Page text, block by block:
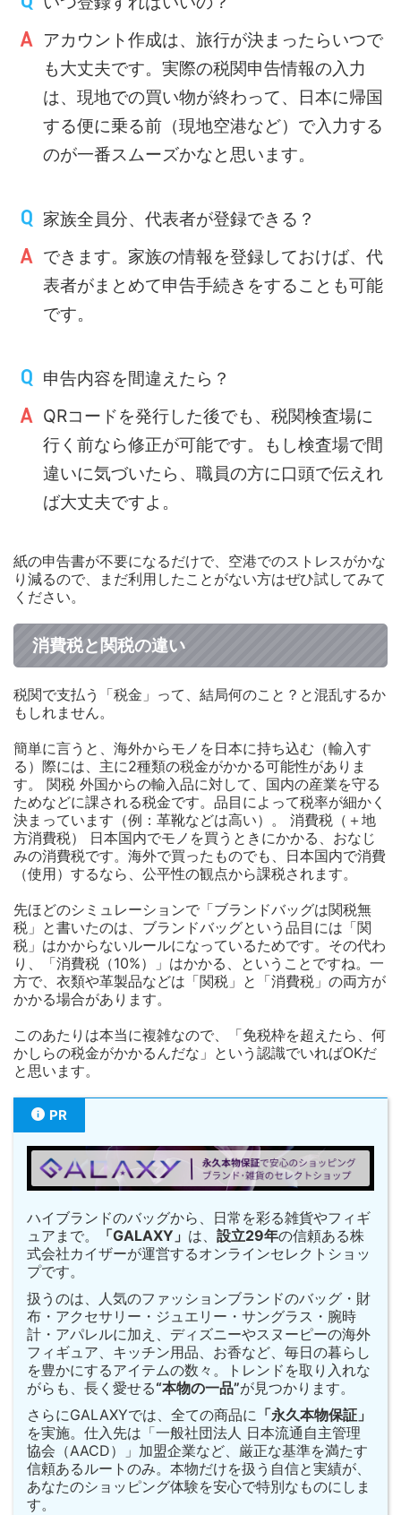
アカウント作成は、旅行が決まったらいつで
も大丈夫です。実際の税関申告情報の入力
は、現地での買い物が終わって、日本に帰国
する便に乗る前（現地空港など）で入力する
のが一番スムーズかなと思います。
家族全員分、代表者が登録できる？
できます。家族の情報を登録しておけば、代
表者がまとめて申告手続きをすることも可能
です。
申告内容を間違えたら？
QRコードを発行した後でも、税関検査場に
行く前なら修正が可能です。もし検査場で間
違いに気づいたら、職員の方に口頭で伝えれ
ば大丈夫ですよ。
紙の申告書が不要になるだけで、空港でのストレスがかな
り減るので、まだ利用したことがない方はぜひ試してみて
ください。
消費税と関税の違い
税関で支払う「税金」って、結局何のこと？と混乱するか
もしれません。
簡単に言うと、海外からモノを日本に持ち込む（輸入す
る）際には、主に2種類の税金がかかる可能性がありま
す。 関税 外国からの輸入品に対して、国内の産業を守る
ためなどに課される税金です。品目によって税率が細かく
決まっています（例：革靴などは高い）。 消費税（＋地
方消費税） 日本国内でモノを買うときにかかる、おなじ
みの消費税です。海外で買ったものでも、日本国内で消費
（使用）するなら、公平性の観点から課税されます。
先ほどのシミュレーションで「ブランドバッグは関税無
税」と書いたのは、ブランドバッグという品目には「関
税」はかからないルールになっているためです。その代わ
り、「消費税（10%）」はかかる、ということですね。一
方で、衣類や革製品などは「関税」と「消費税」の両方が
かかる場合があります。
このあたりは本当に複雑なので、「免税枠を超えたら、何
かしらの税金がかかるんだな」という認識でいればOKだ
と思います。
PR
ハイブランドのバッグから、日常を彩る雑貨やフィギ
ュアまで。
「GALAXY」 は、 設立29年の信頼ある株
式会社カイザーが運営するオンラインセレクトショッ
プです。
扱うのは、人気のファッションブランドのバッグ・財
布・アクセサリー・ジュエリー・サングラス・腕時
計・アパレルに加え、ディズニーやスヌーピーの海外
フィギュア、キッチン用品、お香など、毎日の暮らし
を豊かにするアイテムの数々。トレンドを取り入れな
がらも、長く愛せる“本物の一品”が見つかります。
さらにGALAXYでは、全ての商品に 「永久本物保証」
を実施。仕入先は「一般社団法人 日本流通自主管理
協会（AACD）」加盟企業など、厳正な基準を満たす
信頼あるルートのみ。本物だけを扱う自信と実績が、
あなたのショッピング体験を安心で特別なものにしま
す。